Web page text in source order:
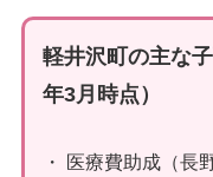
軽井沢町の主な
年3月時点）
・ 医療費助成（長